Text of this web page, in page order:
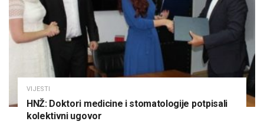
VIJESTI
HNŽ: Doktori medicine i stomatologije potpisali
kolektivni ugovor